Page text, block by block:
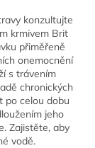
konzultujte
krmivem Brit
přiměřeně
onemocnění
s trávením
chronických
po celou dobu
jeho
Zajistěte, aby
vodě.